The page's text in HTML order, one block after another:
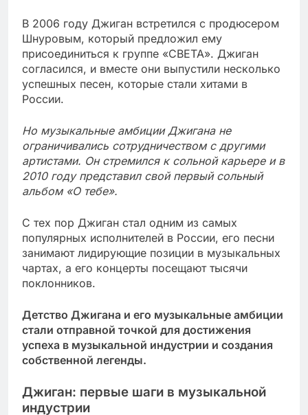
В 2006 году Джиган встретился с продюсером
Шнуровым, который предложил ему
присоединиться к группе «СВЕТА». Джиган
согласился, и вместе они выпустили несколько
успешных песен, которые стали хитами в
России.
Но музыкальные амбиции Джигана не
ограничивались сотрудничеством с другими
артистами. Он стремился к сольной карьере и в
2010 году представил свой первый сольный
альбом «О тебе».
С тех пор Джиган стал одним из самых
популярных исполнителей в России, его песни
занимают лидирующие позиции в музыкальных
чартах, а его концерты посещают тысячи
поклонников.
Детство Джигана и его музыкальные амбиции
стали отправной точкой для достижения
успеха в музыкальной индустрии и создания
собственной легенды.
Джиган: первые шаги в музыкальной
индустрии